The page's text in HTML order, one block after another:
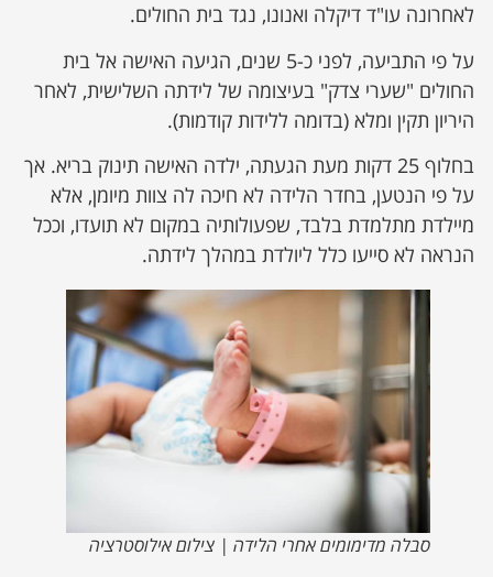
לאחרונה עו"ד דיקלה ואנונו, נגד בית החולים.
על פי התביעה, לפני כ-5 שנים, הגיעה האישה אל בית
החולים "שערי צדק" בעיצומה של לידתה השלישית, לאחר
היריון תקין ומלא (בדומה ללידות קודמות).
בחלוף 25 דקות מעת הגעתה, ילדה האישה תינוק בריא. אך
על פי הנטען, בחדר הלידה לא חיכה לה צוות מיומן, אלא
מיילדת מתלמדת בלבד, שפעולותיה במקום לא תועדו, וככל
הנראה לא סייעו כלל ליולדת במהלך לידתה.
סבלה מדימומים אחרי הלידה | צילום אילוסטרציה